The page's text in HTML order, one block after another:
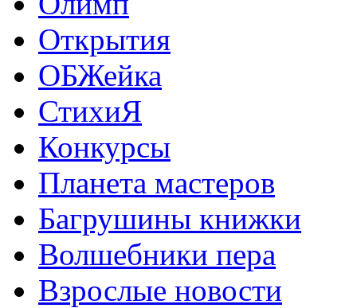
Открытия
ОБЖейка
СтихиЯ
Конкурсы
Планета мастеров
Багрушины книжки
Волшебники пера
Взрослые новости